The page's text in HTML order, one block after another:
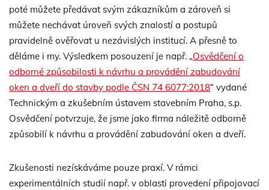
poté můžete předávat svým zákazníkům a zároveň si
můžete nechávat úroveň svých znalostí a postupů
pravidelně ověřovat u nezávislých institucí. A přesně to
děláme i my. Výsledkem posouzení je např. „Osvědčení o
odborné způsobilosti k návrhu a provádění zabudování
oken a dveří do stavby podle ČSN 74 6077:2018“ vydané
Technickým a zkušebním ústavem stavebním Praha, s.p.
Osvědčení potvrzuje, že jsme jako firma náležitě odborně
způsobilí k návrhu a provádění zabudování oken a dveří.
Zkušenosti nezískáváme pouze praxí. V rámci
experimentálních studií např. v oblasti provedení připojovací